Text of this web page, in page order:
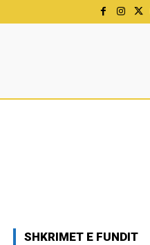
SHKRIMET E FUNDIT